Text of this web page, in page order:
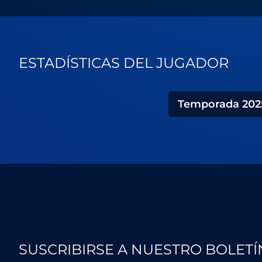
ESTADÍSTICAS DEL JUGADOR
Temporada
SUSCRIBIRSE A NUESTRO